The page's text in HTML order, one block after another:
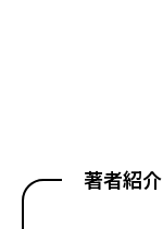
著者紹介